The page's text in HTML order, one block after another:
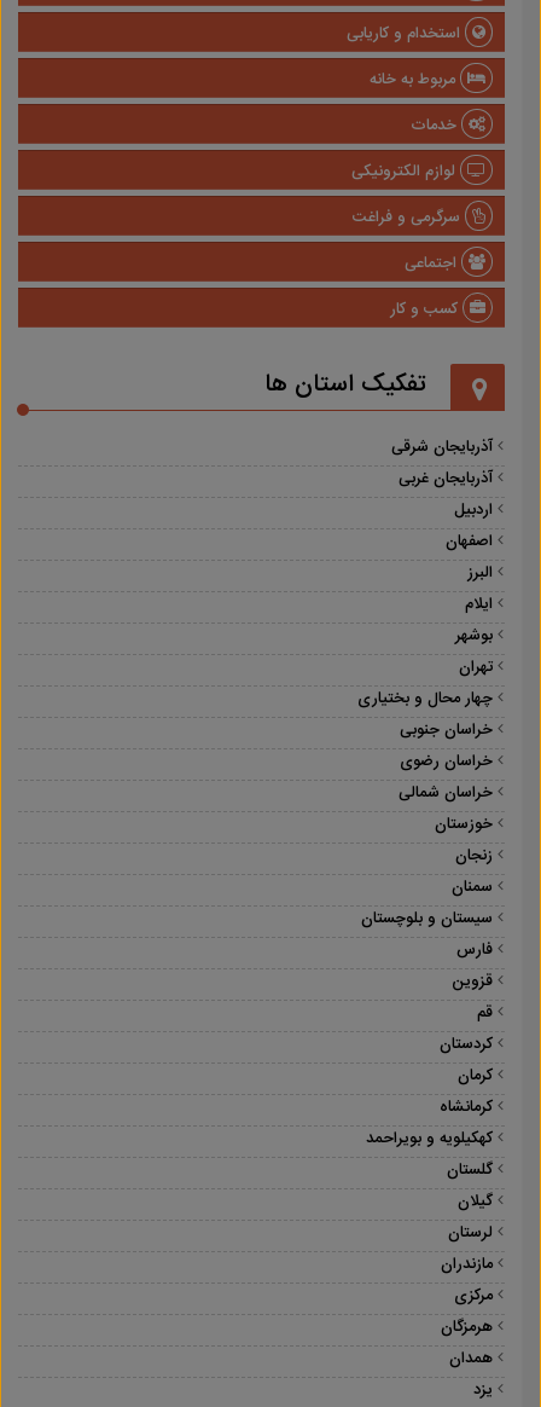
استخدام و کاریابی
مربوط به خانه
خدمات
لوازم الکترونیکی
سرگرمی و فراغت
اجتماعی
کسب و کار
تفکیک استان ها
آذربایجان شرقی
آذربایجان غربی
اردبیل
اصفهان
البرز
ایلام
بوشهر
تهران
چهار محال و بختیاری
خراسان جنوبی
خراسان رضوی
خراسان شمالی
خوزستان
زنجان
سمنان
سیستان و بلوچستان
فارس
قزوین
قم
کردستان
کرمان
کرمانشاه
کهکیلویه و بویراحمد
گلستان
گیلان
لرستان
مازندران
مرکزی
هرمزگان
همدان
یزد